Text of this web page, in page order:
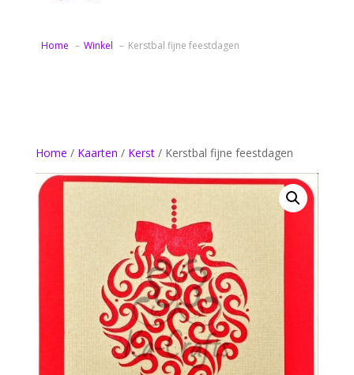
Home Winkel Kerstbal fijne feestdagen
Home / Kaarten / Kerst/ Kerstbal fijne feestdagen